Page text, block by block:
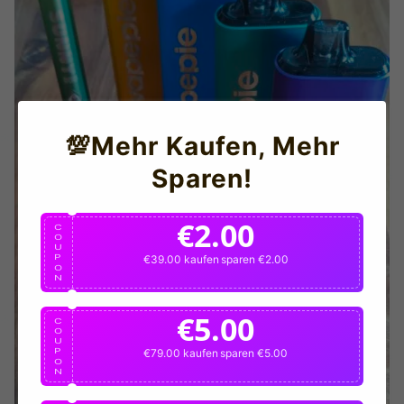
💯Mehr Kaufen, Mehr
Sparen!
C
O
U
P
O
N
€2.00
€39.00 kaufen sparen €2.00
C
O
U
P
O
N
€5.00
€79.00 kaufen sparen €5.00